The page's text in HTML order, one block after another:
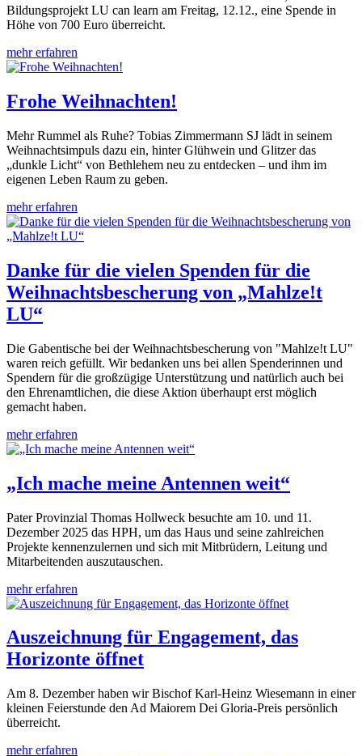
Bildungsprojekt LU can learn am Freitag, 12.12., eine Spende in
Höhe von 700 Euro überreicht.
mehr erfahren
Frohe Weihnachten!
Mehr Rummel als Ruhe? Tobias Zimmermann SJ lädt in seinem
Weihnachtsimpuls dazu ein, hinter Glühwein und Glitzer das
„dunkle Licht“ von Bethlehem neu zu entdecken – und ihm im
eigenen Leben Raum zu geben.
mehr erfahren
Danke für die vielen Spenden für die
Weihnachtsbescherung von „Mahlze!t
LU“
Die Gabentische bei der Weihnachtsbescherung von "Mahlze!t LU"
waren reich gefüllt. Wir bedanken uns bei allen Spenderinnen und
Spendern für die großzügige Unterstützung und natürlich auch bei
den Ehrenamtlichen, die diese Aktion überhaupt erst möglich
gemacht haben.
mehr erfahren
„Ich mache meine Antennen weit“
Pater Provinzial Thomas Hollweck besuchte am 10. und 11.
Dezember 2025 das HPH, um das Haus und seine zahlreichen
Projekte kennenzulernen und sich mit Mitbrüdern, Leitung und
Mitarbeitenden auszutauschen.
mehr erfahren
Auszeichnung für Engagement, das
Horizonte öffnet
Am 8. Dezember haben wir Bischof Karl-Heinz Wiesemann in einer
kleinen Feierstunde den Ad Maiorem Dei Gloria-Preis persönlich
überreicht.
mehr erfahren